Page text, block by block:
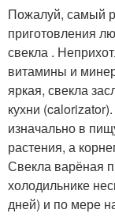
Пожалуй, самый
приготовления
свекла .
витамины и
яркая, свекла
кухни
изначально в
растения, а
Свекла варёная
холодильнике
дней) и по мере